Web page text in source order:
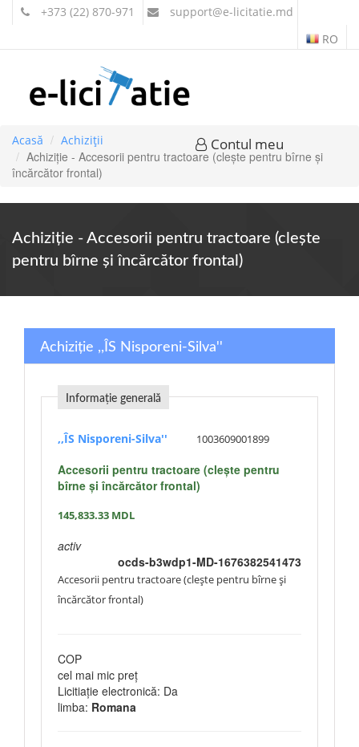
+373 (22) 870-971 support@e-licitatie.md
RO
Contul meu
Acasă Achiziții
Achiziție - Accesorii pentru tractoare (clește pentru bîrne și
încărcător frontal)
Achiziție - Accesorii pentru tractoare (clește
pentru bîrne și încărcător frontal)
Achiziție ,,ÎS Nisporeni-Silva''
Informație generală
,,ÎS Nisporeni-Silva'' 1003609001899
Accesorii pentru tractoare (clește pentru
bîrne și încărcător frontal)
145,833.33 MDL
activ
ocds-b3wdp1-MD-1676382541473
Accesorii pentru tractoare (clește pentru bîrne și
încărcător frontal)
COP
cel mai mic preț
Licitiație electronică: Da
limba: Romana